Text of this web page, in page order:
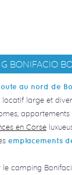
BONIFACIO
au nord de
large et
en Corse
emplacements
le camping